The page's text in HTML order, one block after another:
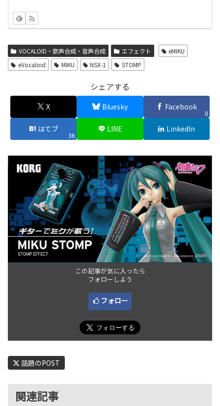
VOCALOID・歌声合成・音声合成 エフェクト
eMIKU
eVocaloid
MIKU NSX-1 STOMP
シェアする
X Bluesky Facebook
0
はてブ
36
LINE LinkedIn
この記事が気に入ったら
フォローしよう
フォロー
話題のPOST
関連記事